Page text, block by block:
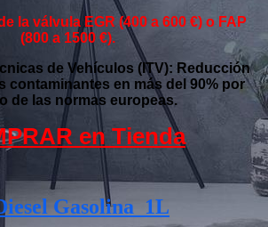
la válvula EGR (400 a 600 €) o FAP
(800 a 1500 €).
de Vehículos (ITV): Reducción
contaminantes en más del 90% por
de las normas europeas.
en Tienda
Gasolina 1L